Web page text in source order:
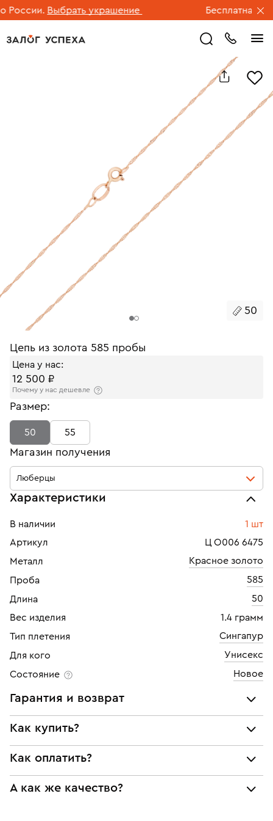
Выбрать украшение Бесплатная
50
Цепь из золота 585 пробы
Цена у нас:
12 500 ₽
Почему у нас дешевле
Размер:
50 55
Магазин получения
Люберцы
Характеристики
В наличии
1 шт
Артикул
Ц О006 6475
Металл
Красное золото
Проба
585
Длина
50
Вес изделия
1.4 грамм
Тип плетения
Сингапур
Для кого
Унисекс
Состояние
Новое
Гарантия и возврат
Мы предоставляем следующие гарантии:
подлинности брендовых украшений;
соответствия заявленным характеристикам (проба,
металл и характеристики драгоценных камней);
юридической чистоты изделий
Как купить?
Самовывоз из нашего филиала в г. Москве
Украшение находится в филиале:
Как оплатить?
А как же качество?